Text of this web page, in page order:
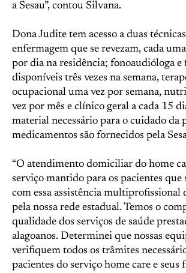
a Sesau”, contou Silvana.
Dona Judite tem acesso a duas
enfermagem que se revezam, cada
por dia na residência; fonoaudióloga e
disponíveis três vezes na semana,
ocupacional uma vez por semana,
vez por mês e clínico geral a cada 15
material necessário para o cuidado da
medicamentos são fornecidos pela
“O atendimento domiciliar do home
serviço mantido para os pacientes que
com essa assistência
pela nossa rede estadual. Temos o
qualidade dos serviços de saúde
alagoanos. Determinei que nossas
verifiquem todos os trâmites
pacientes do serviço home care e seus